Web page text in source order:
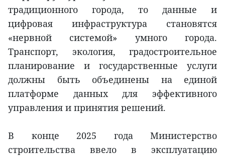
традиционного города, то данные и
цифровая инфраструктура становятся
«нервной системой» умного города.
Транспорт, экология, градостроительное
планирование и государственные услуги
должны быть объединены на единой
платформе данных для эффективного
управления и принятия решений.
В конце 2025 года Министерство
строительства ввело в эксплуатацию